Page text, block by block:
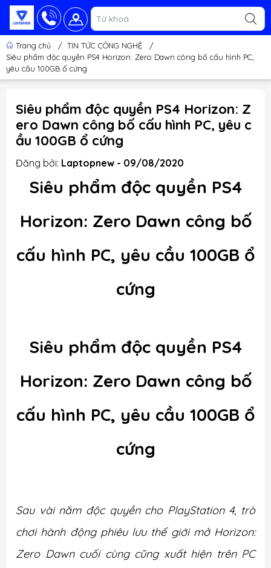
Trang chủ / TIN TỨC CÔNG NGHỆ
/
Siêu phẩm độc quyền PS4 Horizon: Zero Dawn công bố cấu hình PC,
yêu cầu 100GB ổ cứng
Siêu phẩm độc quyền PS4 Horizon: Z
ero Dawn công bố cấu hình PC, yêu c
ầu 100GB ổ cứng
Đăng bởi: Laptopnew - 09/08/2020
Siêu phẩm độc quyền PS4
Horizon: Zero Dawn công bố
cấu hình PC, yêu cầu 100GB ổ
cứng
Siêu phẩm độc quyền PS4
Horizon: Zero Dawn công bố
cấu hình PC, yêu cầu 100GB ổ
cứng
Sau vài năm độc quyền cho PlayStation 4, trò
chơi hành động phiêu lưu thế giới mở Horizon:
Zero Dawn cuối cùng cũng xuất hiện trên PC